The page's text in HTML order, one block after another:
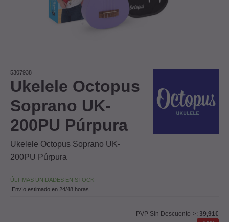
5307938
Ukelele Octopus
Soprano UK-
200PU Púrpura
Ukelele Octopus Soprano UK-
200PU Púrpura
ÚLTIMAS UNIDADES EN STOCK
Envío estimado en 24/48 horas
PVP Sin Descuento->: 39,91€